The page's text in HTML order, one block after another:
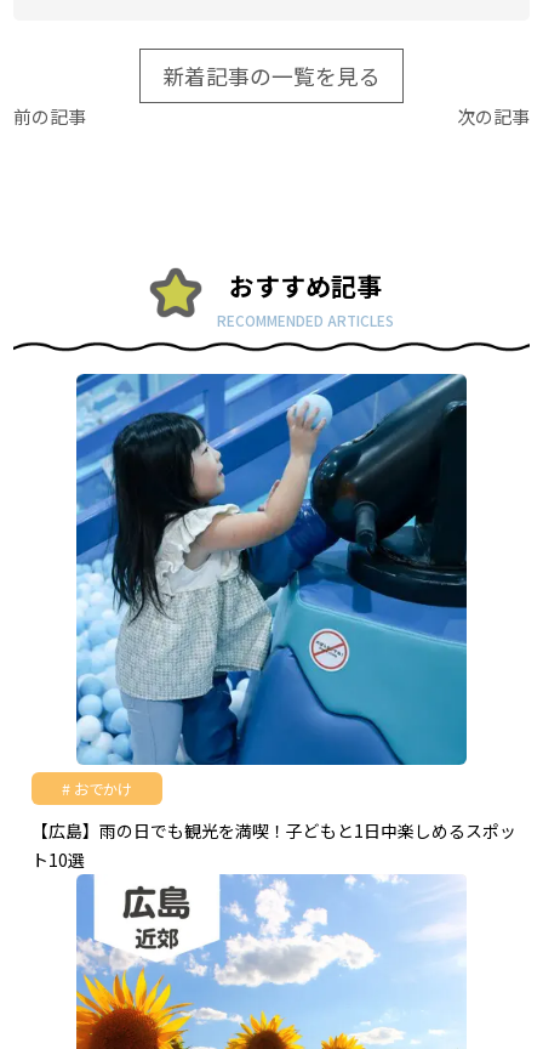
新着記事の一覧を見る
前の記事 次の記事
おすすめ記事
RECOMMENDED ARTICLES
おでかけ
【広島】雨の日でも観光を満喫！子どもと1日中楽しめるスポッ
ト10選